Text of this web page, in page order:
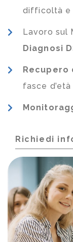
difficoltà e
Lavoro sul
Diagnosi
fasce d’età
Richiedi